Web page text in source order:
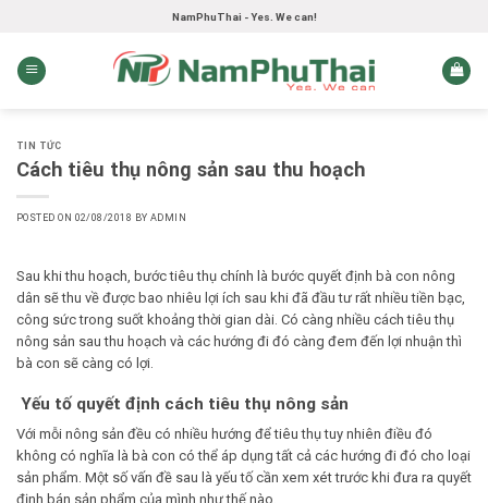
content
NamPhuThai - Yes. We can!
TIN TỨC
Cách tiêu thụ nông sản sau thu hoạch
POSTED ON 02/08/2018 BY ADMIN
Sau khi thu hoạch, bước tiêu thụ chính là bước quyết định bà con nông
dân sẽ thu về được bao nhiêu lợi ích sau khi đã đầu tư rất nhiều tiền bạc,
công sức trong suốt khoảng thời gian dài. Có càng nhiều cách tiêu thụ
nông sản sau thu hoạch và các hướng đi đó càng đem đến lợi nhuận thì
bà con sẽ càng có lợi.
Yếu tố quyết định cách tiêu thụ nông sản
Với mỗi nông sản đều có nhiều hướng để tiêu thụ tuy nhiên điều đó
không có nghĩa là bà con có thể áp dụng tất cả các hướng đi đó cho loại
sản phẩm. Một số vấn đề sau là yếu tố cần xem xét trước khi đưa ra quyết
định bán sản phẩm của mình như thế nào.